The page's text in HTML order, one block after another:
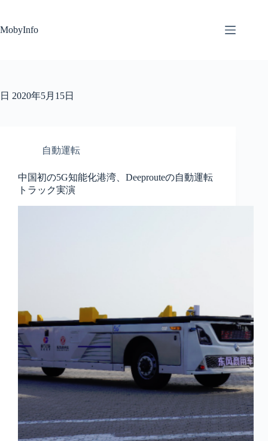
テ
キ
MobyInfo
日 2020年5月15日
自動運転
中国初の5G知能化港湾、Deeprouteの自動運転
トラック実演